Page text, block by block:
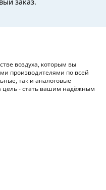
воздуха, которым вы
производителями по всей
так и аналоговые
- стать вашим надёжным